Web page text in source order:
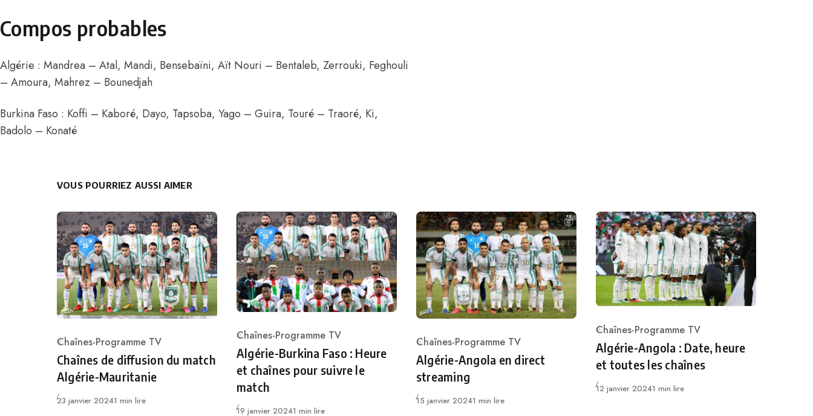
Compos probables
Algérie : Mandrea – Atal, Mandi, Bensebaïni, Aït Nouri – Bentaleb, Zerrouki, Feghouli
– Amoura, Mahrez – Bounedjah
Burkina Faso : Koffi – Kaboré, Dayo, Tapsoba, Yago – Guira, Touré – Traoré, Ki,
Badolo – Konaté
VOUS POURRIEZ AUSSI AIMER
Category
Chaînes-Programme TV
Chaînes de diffusion du match
Algérie-Mauritanie
Publié
23 janvier 20241 min lire
Category
Chaînes-Programme TV
Algérie-Burkina Faso : Heure
et chaînes pour suivre le
match
Publié
19 janvier 20241 min lire
Category
Chaînes-Programme TV
Algérie-Angola en direct
streaming
Publié
15 janvier 20241 min lire
Category
Chaînes-Programme TV
Algérie-Angola : Date, heure
et toutes les chaînes
Publié
12 janvier 20241 min lire